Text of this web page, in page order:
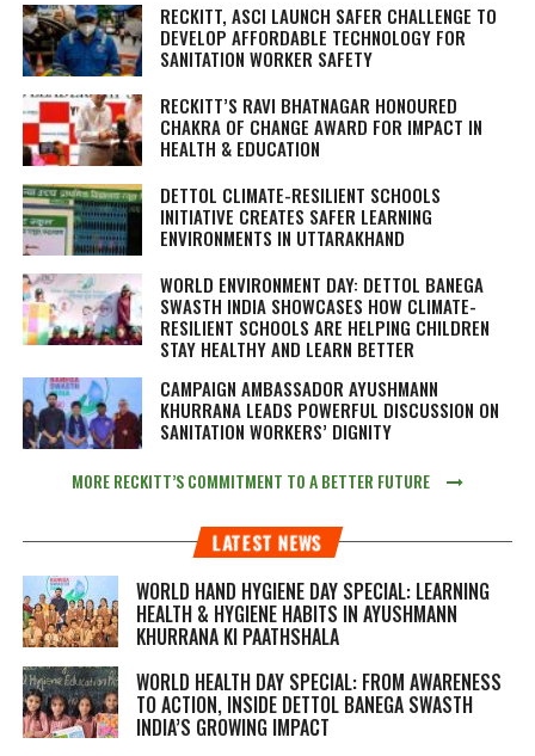
RECKITT, ASCI LAUNCH SAFER CHALLENGE TO
DEVELOP AFFORDABLE TECHNOLOGY FOR
SANITATION WORKER SAFETY
RECKITT’S RAVI BHATNAGAR HONOURED
CHAKRA OF CHANGE AWARD FOR IMPACT IN
HEALTH & EDUCATION
DETTOL CLIMATE-RESILIENT SCHOOLS
INITIATIVE CREATES SAFER LEARNING
ENVIRONMENTS IN UTTARAKHAND
WORLD ENVIRONMENT DAY: DETTOL BANEGA
SWASTH INDIA SHOWCASES HOW CLIMATE-
RESILIENT SCHOOLS ARE HELPING CHILDREN
STAY HEALTHY AND LEARN BETTER
CAMPAIGN AMBASSADOR AYUSHMANN
KHURRANA LEADS POWERFUL DISCUSSION ON
SANITATION WORKERS’ DIGNITY
MORE RECKITT’S COMMITMENT TO A BETTER FUTURE
LATEST NEWS
WORLD HAND HYGIENE DAY SPECIAL: LEARNING
HEALTH & HYGIENE HABITS IN AYUSHMANN
KHURRANA KI PAATHSHALA
WORLD HEALTH DAY SPECIAL: FROM AWARENESS
TO ACTION, INSIDE DETTOL BANEGA SWASTH
INDIA’S GROWING IMPACT